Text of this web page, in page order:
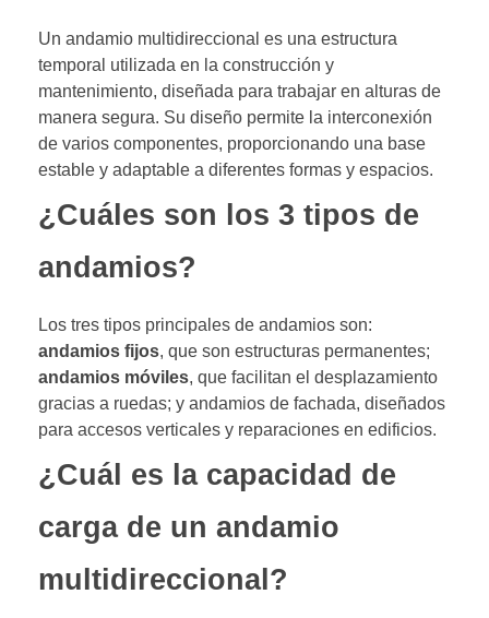
Un andamio multidireccional es una estructura
temporal utilizada en la construcción y
mantenimiento, diseñada para trabajar en alturas de
manera segura. Su diseño permite la interconexión
de varios componentes, proporcionando una base
estable y adaptable a diferentes formas y espacios.
¿Cuáles son los 3 tipos de
andamios?
Los tres tipos principales de andamios son:
andamios fijos, que son estructuras permanentes;
andamios móviles, que facilitan el desplazamiento
gracias a ruedas; y andamios de fachada, diseñados
para accesos verticales y reparaciones en edificios.
¿Cuál es la capacidad de
carga de un andamio
multidireccional?